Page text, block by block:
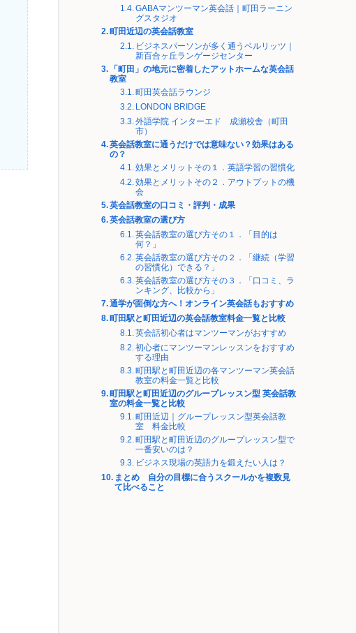
GABAマンツーマン英会話｜町田ラーニン
グスタジオ
町田近辺の英会話教室
ビジネスパーソンが多く通うベルリッツ｜
新百合ヶ丘ランゲージセンター
「町田」の地元に密着したアットホームな英会話
教室
町田英会話ラウンジ
LONDON BRIDGE
外語学院 インターエド 成瀬校舎（町田
市）
英会話教室に通うだけでは意味ない？効果はある
の？
効果とメリットその１．英語学習の習慣化
効果とメリットその２．アウトプットの機
会
英会話教室の口コミ・評判・成果
英会話教室の選び方
英会話教室の選び方その１．「目的は
何？」
英会話教室の選び方その２．「継続（学習
の習慣化）できる？」
英会話教室の選び方その３．「口コミ、ラ
ンキング、比較から」
通学が面倒な方へ！オンライン英会話もおすすめ
町田駅と町田近辺の英会話教室料金一覧と比較
英会話初心者はマンツーマンがおすすめ
初心者にマンツーマンレッスンをおすすめ
する理由
町田駅と町田近辺の各マンツーマン英会話
教室の料金一覧と比較
町田駅と町田近辺のグループレッスン型 英会話教
室の料金一覧と比較
町田近辺｜グループレッスン型英会話教
室 料金比較
町田駅と町田近辺のグループレッスン型で
一番安いのは？
ビジネス現場の英語力を鍛えたい人は？
まとめ 自分の目標に合うスクールかを複数見
て比べること